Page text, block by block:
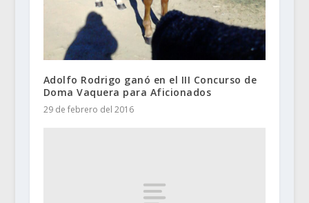
Adolfo Rodrigo ganó en el III Concurso de
Doma Vaquera para Aficionados
29 de febrero del 2016